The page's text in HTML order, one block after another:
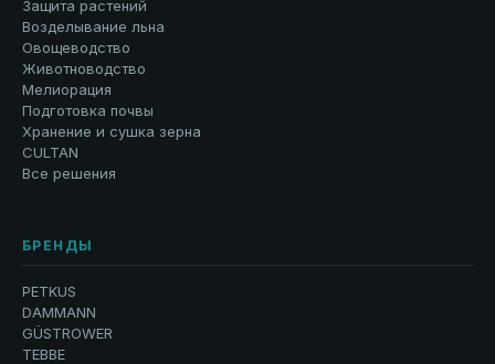
Защита растений
Возделывание льна
Овощеводство
Животноводство
Мелиорация
Подготовка почвы
Хранение и сушка зерна
CULTAN
Все решения
БРЕНДЫ
PETKUS
DAMMANN
GÜSTROWER
TEBBE